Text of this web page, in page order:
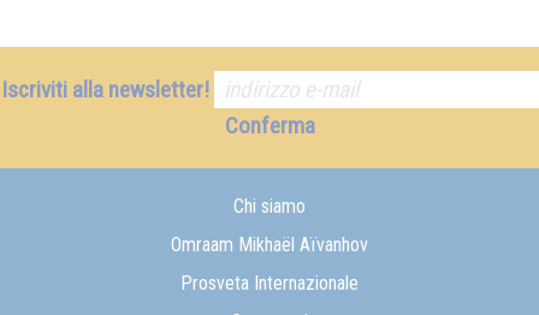
Iscriviti alla newsletter!
Conferma
Chi siamo
Omraam Mikhaël Aïvanhov
Prosveta Internazionale